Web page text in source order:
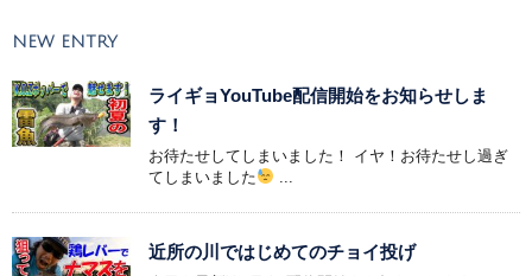
NEW ENTRY
ライギョYouTube配信開始をお知らせしま
す！
お待たせしてしまいました！ イヤ！お待たせし過ぎ
てしまいました
近所の川ではじめてのチョイ投げ